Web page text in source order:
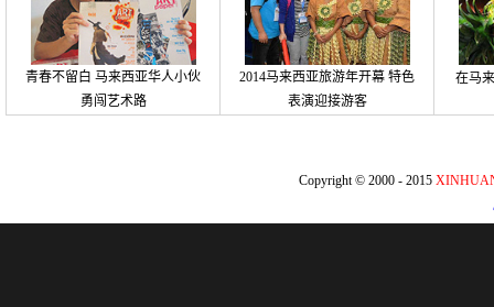
青春不留白 马来西亚华人小伙
勇闯艺术路
2014马来西亚旅游年开幕 特色
表演迎接游客
在马
Copyright © 2000 - 2015